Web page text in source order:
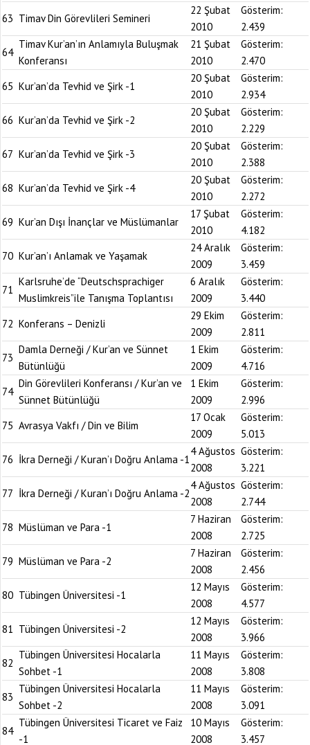
63 Timav Din Görevlileri Semineri
22 Şubat
2010
Gösterim:
2.439
64
Timav Kur’an’ın Anlamıyla Buluşmak
Konferansı
21 Şubat
2010
Gösterim:
2.470
65 Kur’an’da Tevhid ve Şirk -1
20 Şubat
2010
Gösterim:
2.934
66 Kur’an’da Tevhid ve Şirk -2
20 Şubat
2010
Gösterim:
2.229
67 Kur’an’da Tevhid ve Şirk -3
20 Şubat
2010
Gösterim:
2.388
68 Kur’an’da Tevhid ve Şirk -4
20 Şubat
2010
Gösterim:
2.272
69 Kur’an Dışı İnançlar ve Müslümanlar
17 Şubat
2010
Gösterim:
4.182
70 Kur’an’ı Anlamak ve Yaşamak
24 Aralık
2009
Gösterim:
3.459
71
Karlsruhe’de “Deutschsprachiger
Muslimkreis”ile Tanışma Toplantısı
6 Aralık
2009
Gösterim:
3.440
72 Konferans – Denizli
29 Ekim
2009
Gösterim:
2.811
73
Damla Derneği / Kur’an ve Sünnet
Bütünlüğü
1 Ekim
2009
Gösterim:
4.716
74
Din Görevlileri Konferansı / Kur’an ve
Sünnet Bütünlüğü
1 Ekim
2009
Gösterim:
2.996
75 Avrasya Vakfı / Din ve Bilim
17 Ocak
2009
Gösterim:
5.013
76 İkra Derneği / Kuran’ı Doğru Anlama -1
4 Ağustos
2008
Gösterim:
3.221
77 İkra Derneği / Kuran’ı Doğru Anlama -2
4 Ağustos
2008
Gösterim:
2.744
78 Müslüman ve Para -1
7 Haziran
2008
Gösterim:
2.725
79 Müslüman ve Para -2
7 Haziran
2008
Gösterim:
2.456
80 Tübingen Üniversitesi -1
12 Mayıs
2008
Gösterim:
4.577
81 Tübingen Üniversitesi -2
12 Mayıs
2008
Gösterim:
3.966
82
Tübingen Üniversitesi Hocalarla
Sohbet -1
11 Mayıs
2008
Gösterim:
3.808
83
Tübingen Üniversitesi Hocalarla
Sohbet -2
11 Mayıs
2008
Gösterim:
3.091
84
Tübingen Üniversitesi Ticaret ve Faiz
-1
10 Mayıs
2008
Gösterim:
3.457